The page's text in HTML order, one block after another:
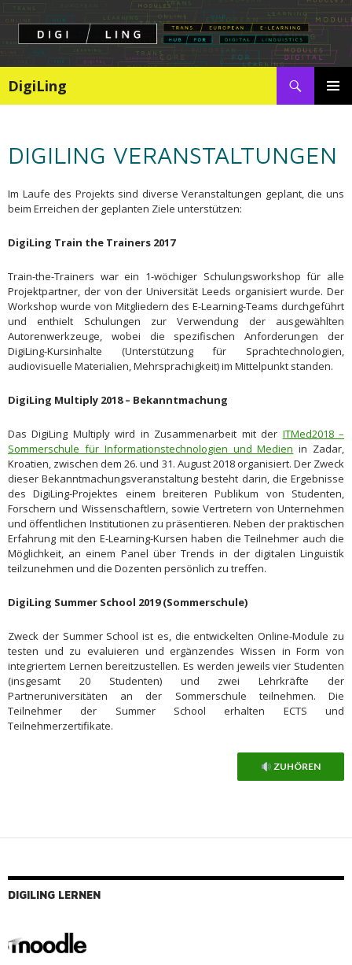
DigiLing
DIGILING VERANSTALTUNGEN
Im Laufe des Projekts sind diverse Veranstaltungen geplant, die uns
beim Erreichen der geplanten Ziele unterstützen:
DigiLing Train the Trainers 2017
Train-the-Trainers war ein 1-wöchiger Schulungsworkshop für alle
Projektpartner, der von der Universität Leeds organisiert wurde. Der
Workshop wurde von Mitgliedern des E-Learning-Teams durchgeführt
und enthielt Schulungen zur Verwendung der ausgewählten
Autorenwerkzeuge, wobei die spezifischen Anforderungen der
DigiLing-Kursinhalte (Unterstützung für Sprachtechnologien,
audiovisuelle Materialien, Mehrsprachigkeit) im Mittelpunkt standen.
DigiLing Multiply 2018 – Bekanntmachung
Das DigiLing Multiply wird in Zusammenarbeit mit der ITMed2018 –
Sommerschule für Informationstechnologien und Medien in Zadar,
Kroatien, zwischen dem 26. und 31. August 2018 organisiert. Der Zweck
dieser Bekanntmachungsveranstaltung besteht darin, die Ergebnisse
des DigiLing-Projektes einem breiteren Publikum von Studenten,
Forschern und Wissenschaftlern, sowie Vertretern von Unternehmen
und öffentlichen Institutionen zu präsentieren. Neben der praktischen
Erfahrung mit den E-Learning-Kursen haben die Teilnehmer auch die
Möglichkeit, an einem Panel über Trends in der digitalen Linguistik
teilzunehmen und die Dozenten persönlich zu treffen.
DigiLing Summer School 2019 (Sommerschule)
Zweck der Summer School ist es, die entwickelten Online-Module zu
testen und zu evaluieren und ergänzendes Wissen in Form von
integriertem Lernen bereitzustellen. Es werden jeweils vier Studenten
(insgesamt 20 Studenten) und zwei Lehrkräfte der
Partneruniversitäten an der Sommerschule teilnehmen. Die
Teilnehmer der Summer School erhalten ECTS und
Teilnehmerzertifikate.
ZUHÖREN
DIGILING LERNEN